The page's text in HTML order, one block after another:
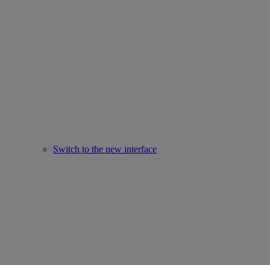
Switch to the new interface